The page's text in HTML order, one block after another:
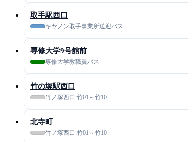
取手駅西口
キヤノン取手事業所送迎バス
専修大学9号館前
専修大学教職員バス
竹の塚駅西口
竹ノ塚西口:竹01～竹10
北寺町
竹ノ塚西口:竹01～竹10